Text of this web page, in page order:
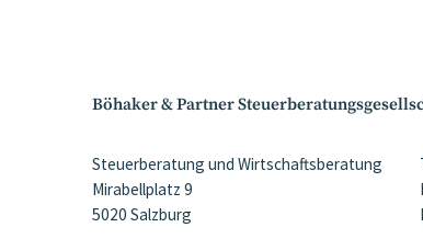
Böhaker & Partner
Steuerberatung und Wirtschaftsberatung
Mirabellplatz 9
5020 Salzburg